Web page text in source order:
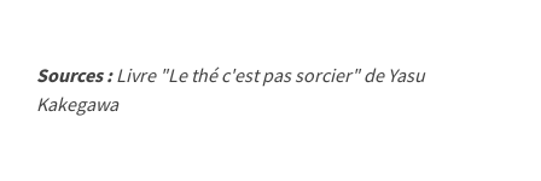
Sources :Livre "Le thé c'est pas sorcier" de Yasu
Kakegawa